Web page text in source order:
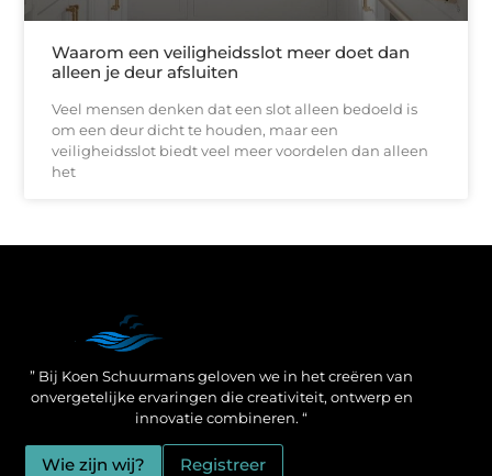
Waarom een veiligheidsslot meer doet dan
alleen je deur afsluiten
Veel mensen denken dat een slot alleen bedoeld is
om een deur dicht te houden, maar een
veiligheidsslot biedt veel meer voordelen dan alleen
het
” Bij Koen Schuurmans geloven we in het creëren van
onvergetelijke ervaringen die creativiteit, ontwerp en
innovatie combineren. “
Wie zijn wij? Registreer